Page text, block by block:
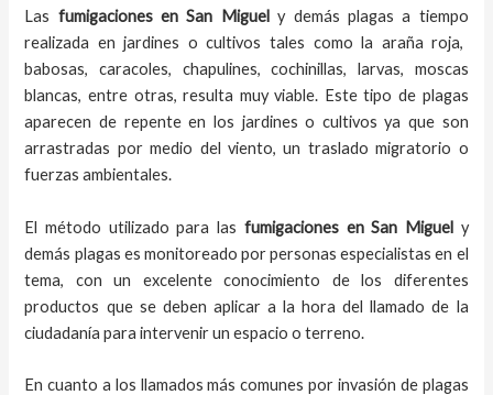
Las fumigacionesenSan Miguely demás plagas a tiempo
realizada en jardines o cultivos tales como la araña roja,
babosas, caracoles, chapulines, cochinillas, larvas, moscas
blancas, entre otras, resulta muy viable. Este tipo de plagas
aparecen de repente en los jardines o cultivos ya que son
arrastradas por medio del viento, un traslado migratorio o
fuerzas ambientales.
El método utilizado para las fumigaciones en San Miguely
demás plagas es monitoreado por personas especialistas en el
tema, con un excelente conocimiento de los diferentes
productos que se deben aplicar a la hora del llamado de la
ciudadanía para intervenir un espacio o terreno.
En cuanto a los llamados más comunes por invasión de plagas